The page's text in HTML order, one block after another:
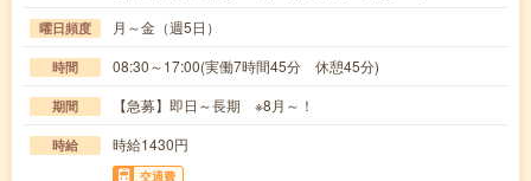
曜日頻度 月～金（週5日）
時間 08:30～17:00(実働7時間45分 休憩45分)
期間 【急募】即日～長期 ※8月～！
時給 時給1430円
交通費